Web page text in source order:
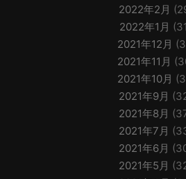
2022年2月
2022年1月
2021年12月
2021年11月
2021年10月
2021年9月
2021年8月
2021年7月
2021年6月
2021年5月